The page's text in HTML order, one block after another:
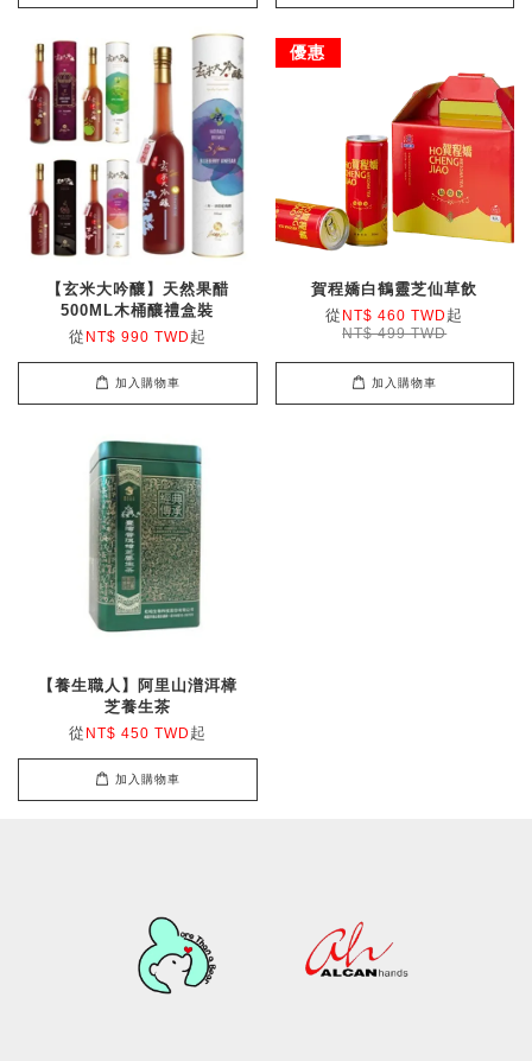
【玄米大吟釀】天然果醋
500ML木桶釀禮盒裝
從 NT$ 990 TWD 起
加入購物車
優惠
賀程嬌白鶴靈芝仙草飲
從 NT$ 460 TWD 起
NT$ 499 TWD
加入購物車
【養生職人】阿里山潽洱樟
芝養生茶
從 NT$ 450 TWD 起
加入購物車